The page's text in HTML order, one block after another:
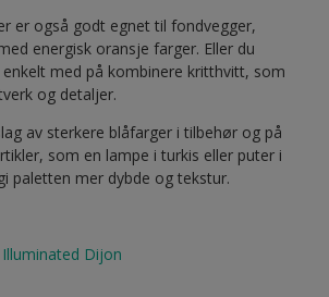
er også godt egnet til fondvegger,
energisk oransje farger. Eller du
med på kombinere kritthvitt, som
og detaljer.
av sterkere blåfarger i tilbehør og på
som en lampe i turkis eller puter i
paletten mer dybde og tekstur.
Illuminated Dijon